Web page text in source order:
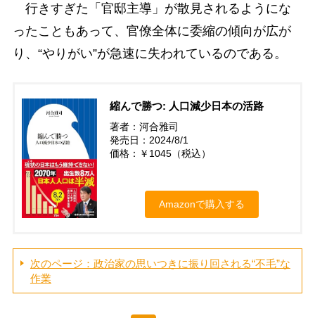
行きすぎた「官邸主導」が散見されるようにな
ったこともあって、官僚全体に委縮の傾向が広が
り、“やりがい”が急速に失われているのである。
縮んで勝つ: 人口減少日本の活路
著者：河合雅司
発売日：2024/8/1
価格：￥1045（税込）
Amazonで購入する
次のページ：政治家の思いつきに振り回される“不毛”な
作業